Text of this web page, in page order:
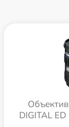
DIGITAL